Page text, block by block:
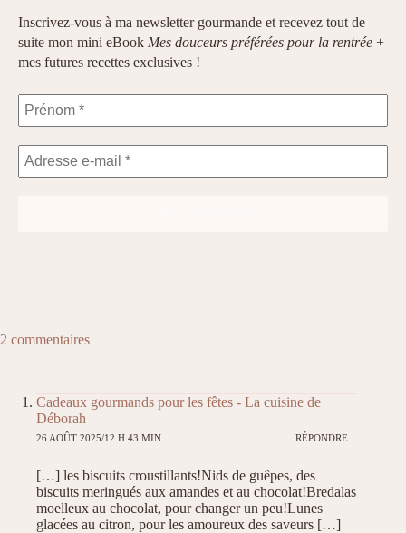
Inscrivez-vous à ma newsletter gourmande et recevez tout de
suite mon mini eBook Mes douceurs préférées pour la rentrée +
mes futures recettes exclusives !
2 commentaires
Cadeaux gourmands pour les fêtes - La cuisine de
Déborah
26 AOÛT 2025/12 H 43 MIN RÉPONDRE
[…] les biscuits croustillants!Nids de guêpes, des
biscuits meringués aux amandes et au chocolat!Bredalas
moelleux au chocolat, pour changer un peu!Lunes
glacées au citron, pour les amoureux des saveurs […]